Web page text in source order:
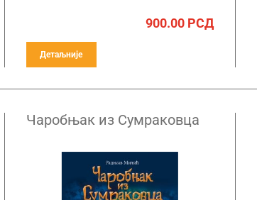
900.00РСД
Детаљније
Чаробњак из Сумраковца